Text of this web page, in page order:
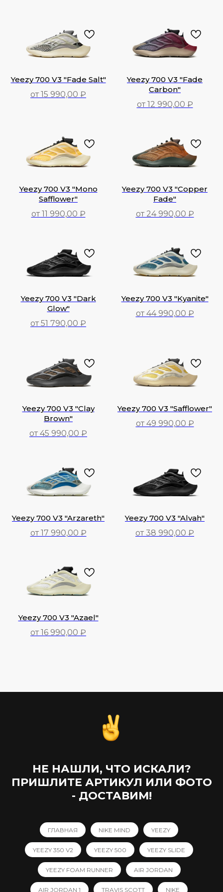
Yeezy 700 V3 "Fade Salt"
от 15 990,00 ₽
Yeezy 700 V3 "Fade
Carbon"
от 12 990,00 ₽
Yeezy 700 V3 "Mono
Safflower"
от 11 990,00 ₽
Yeezy 700 V3 "Copper
Fade"
от 24 990,00 ₽
Yeezy 700 V3 "Dark
Glow"
от 51 790,00 ₽
Yeezy 700 V3 "Kyanite"
от 44 990,00 ₽
Yeezy 700 V3 "Clay
Brown"
от 45 990,00 ₽
Yeezy 700 V3 "Safflower"
от 49 990,00 ₽
Yeezy 700 V3 "Arzareth"
от 17 990,00 ₽
Yeezy 700 V3 "Alvah"
от 38 990,00 ₽
Yeezy 700 V3 "Azael"
от 16 990,00 ₽
НЕ НАШЛИ, ЧТО ИСКАЛИ?
ПРИШЛИТЕ АРТИКУЛ ИЛИ ФОТО
- ДОСТАВИМ!
ГЛАВНАЯ NIKE MIND YEEZY
YEEZY 350 V2 YEEZY 500 YEEZY SLIDE
YEEZY FOAM RUNNER AIR JORDAN
AIR JORDAN 1 TRAVIS SCOTT NIKE